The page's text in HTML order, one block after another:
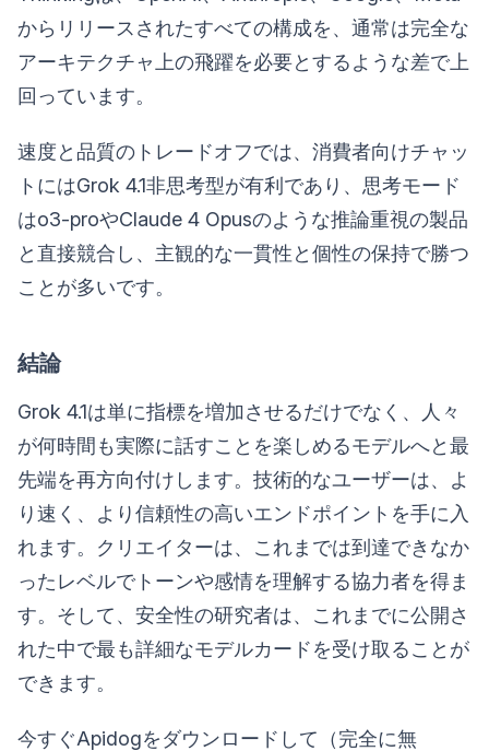
からリリースされたすべての構成を、通常は完全な
アーキテクチャ上の飛躍を必要とするような差で上
回っています。
速度と品質のトレードオフでは、消費者向けチャッ
トにはGrok 4.1非思考型が有利であり、思考モード
はo3-proやClaude 4 Opusのような推論重視の製品
と直接競合し、主観的な一貫性と個性の保持で勝つ
ことが多いです。
結論
Grok 4.1は単に指標を増加させるだけでなく、人々
が何時間も実際に話すことを楽しめるモデルへと最
先端を再方向付けします。技術的なユーザーは、よ
り速く、より信頼性の高いエンドポイントを手に入
れます。クリエイターは、これまでは到達できなか
ったレベルでトーンや感情を理解する協力者を得ま
す。そして、安全性の研究者は、これまでに公開さ
れた中で最も詳細なモデルカードを受け取ることが
できます。
今すぐApidogをダウンロードして（完全に無